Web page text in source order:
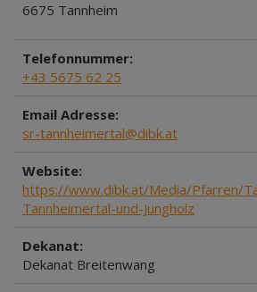
6675 Tannheim
Telefonnummer:
+43 5675 62 25
Email Adresse:
sr-tannheimertal@dibk.at
Website:
https://www.dibk.at/Media/Pfarren/
Tannheimertal-und-Jungholz
Dekanat:
Dekanat Breitenwang